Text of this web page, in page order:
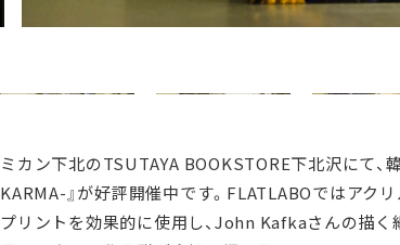
ミカン下北のTSUTAYA BOOKSTORE下北沢にて
KARMA-』が好評開催中です。FLATLABOではアク
プリントを効果的に使用し、John Kafkaさんの描く